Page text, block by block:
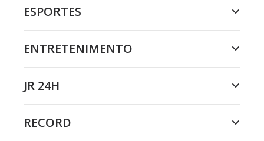
ESPORTES
ENTRETENIMENTO
JR 24H
RECORD